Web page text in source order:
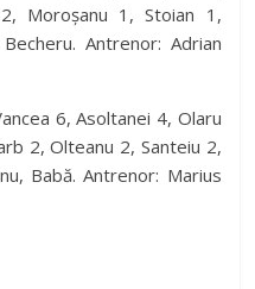
Moroșanu 1, Stoian 1,
Antrenor: Adrian
6, Asoltanei 4, Olaru
2, Olteanu 2, Santeiu 2,
Babă. Antrenor: Marius